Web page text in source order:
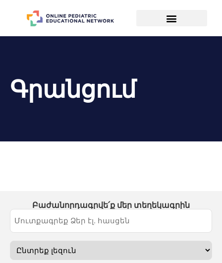
Գրանցում
Բաժանորդագրվե՛ք մեր տեղեկագրին